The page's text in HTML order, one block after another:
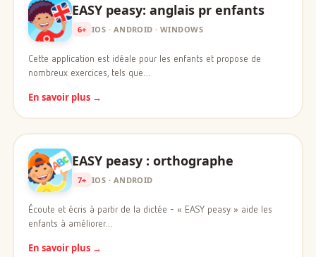
EASY peasy: anglais pr enfants
6+ IOS · ANDROID · WINDOWS
Cette application est idéale pour les enfants et propose de
nombreux exercices, tels que…
En savoir plus →
EASY peasy : orthographe
7+ IOS · ANDROID
Écoute et écris à partir de la dictée - « EASY peasy » aide les
enfants à améliorer…
En savoir plus →